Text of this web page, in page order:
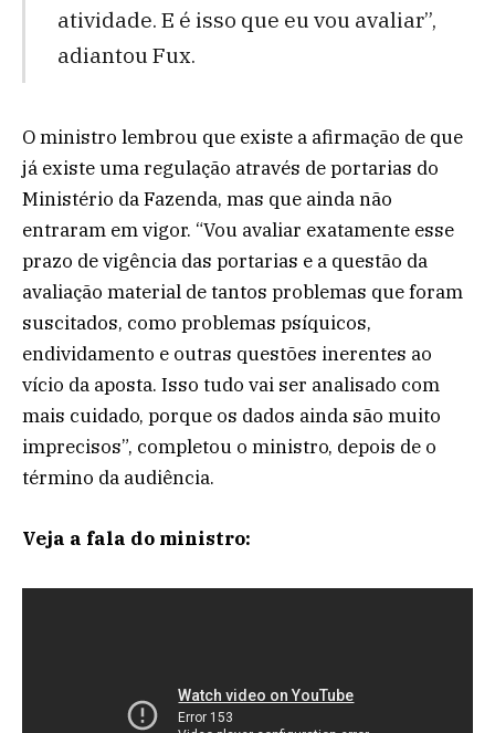
atividade. E é isso que eu vou avaliar”,
adiantou Fux.
O ministro lembrou que existe a afirmação de que
já existe uma regulação através de portarias do
Ministério da Fazenda, mas que ainda não
entraram em vigor. “Vou avaliar exatamente esse
prazo de vigência das portarias e a questão da
avaliação material de tantos problemas que foram
suscitados, como problemas psíquicos,
endividamento e outras questões inerentes ao
vício da aposta. Isso tudo vai ser analisado com
mais cuidado, porque os dados ainda são muito
imprecisos”, completou o ministro, depois de o
término da audiência.
Veja a fala do ministro: